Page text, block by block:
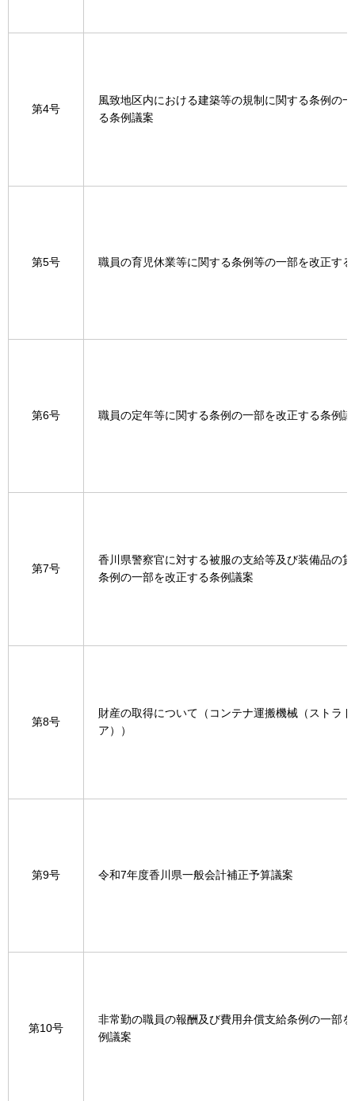
第4号
風致地区内における建築等の規制に関する条例の
る条例議案
第5号 職員の育児休業等に関する条例等の一部を改正す
第6号 職員の定年等に関する条例の一部を改正する条例
第7号
香川県警察官に対する被服の支給等及び装備品の
条例の一部を改正する条例議案
第8号
財産の取得について（コンテナ運搬機械（ストラ
ア））
第9号 令和7年度香川県一般会計補正予算議案
第10号
非常勤の職員の報酬及び費用弁償支給条例の一部
例議案